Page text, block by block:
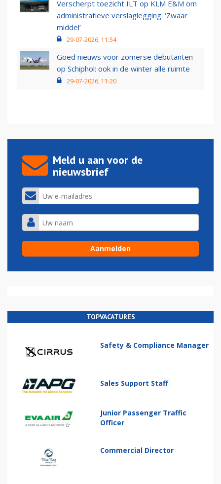
Verscherpt toezicht ILT op KLM E&M om
administratieve verslaglegging: ‘Zwaar
middel’
29-07-2026, 11:54
Goed nieuws voor zomerse debutanten
op Schiphol: ook in de winter alle ruimte
29-07-2026, 11:20
Meld u aan voor de
nieuwsbrief
TOPVACATURES
Safety & Compliance Manager
Sales Support Staff
Junior Passenger Traffic
Officer
Commercial Director